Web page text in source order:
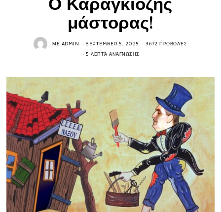
μάστορας!
ΜΕ ADMIN SEPTEMBER 5, 2025 3672 ΠΡΟΒΟΛΈΣ
5 ΛΕΠΤΆ ΑΝΆΓΝΩΣΗΣ